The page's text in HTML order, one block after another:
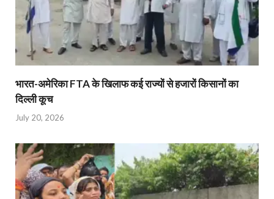
भारत-अमेरिका FTA के खिलाफ कई राज्यों से हजारों किसानों का
दिल्ली कूच
July 20, 2026